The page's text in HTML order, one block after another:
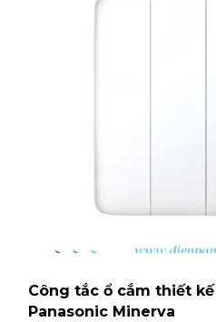
Công tắc ổ cắm thiết
Panasonic Minerva